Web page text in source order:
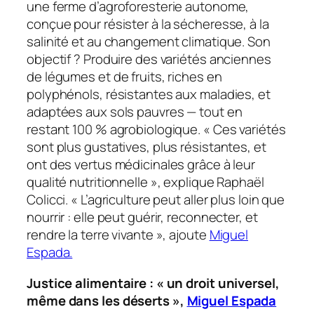
une ferme d’agroforesterie autonome,
conçue pour résister à la sécheresse, à la
salinité et au changement climatique. Son
objectif ? Produire des variétés anciennes
de légumes et de fruits, riches en
polyphénols, résistantes aux maladies, et
adaptées aux sols pauvres — tout en
restant 100 % agrobiologique. « Ces variétés
sont plus gustatives, plus résistantes, et
ont des vertus médicinales grâce à leur
qualité nutritionnelle », explique Raphaël
Colicci. « L’agriculture peut aller plus loin que
nourrir : elle peut guérir, reconnecter, et
rendre la terre vivante », ajoute Miguel
Espada.
Justice alimentaire : « un droit universel,
même dans les déserts », Miguel Espada